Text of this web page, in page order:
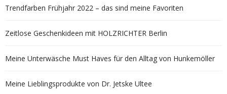
Trendfarben Frühjahr 2022 – das sind meine Favoriten
Zeitlose Geschenkideen mit HOLZRICHTER Berlin
Meine Unterwäsche Must Haves für den Alltag von Hunkemöller
Meine Lieblingsprodukte von Dr. Jetske Ultee